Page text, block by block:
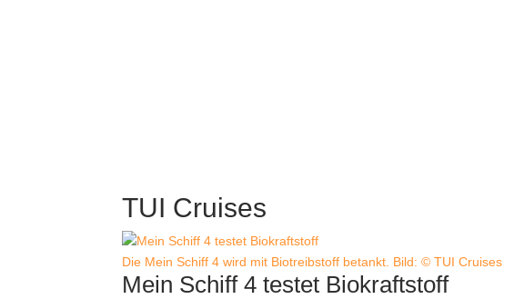
TUI Cruises
Die Mein Schiff 4 wird mit Biotreibstoff betankt. Bild: © TUI Cruises
Mein Schiff 4 testet Biokraftstoff